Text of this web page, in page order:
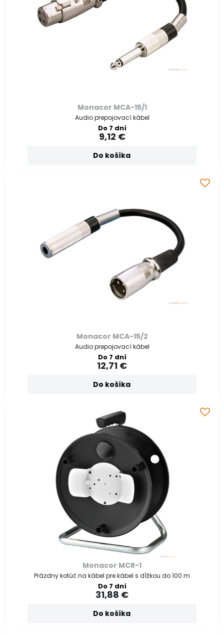
Monacor MCA-15/1
Audio prepojovací kábel
Do 7 dní
9,12 €
Do košíka
Monacor MCA-15/2
Audio prepojovací kábel
Do 7 dní
12,71 €
Do košíka
Monacor MCR-1
Prázdny kotúč na kábel pre kábel s dĺžkou do 100 m
Do 7 dní
31,88 €
Do košíka